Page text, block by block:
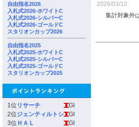
自由指名2026
入札式2026-ホワイトC
入札式2026-シルバーC
入札式2026-ゴールドC
スタリオンカップ2026
自由指名2025
入札式2025-ホワイトC
入札式2025-シルバーC
入札式2025-ゴールドC
スタリオンカップ2025
1位 リサーチ
GI
2位ジェンティルトシ
GI
3位 ＨＡＬ
GI
2026/03/10
集計対象外